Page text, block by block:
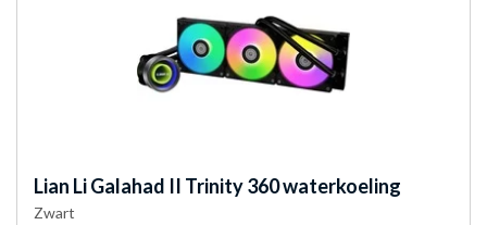
Lian LiGalahad II Trinity 360 waterkoeling
Zwart